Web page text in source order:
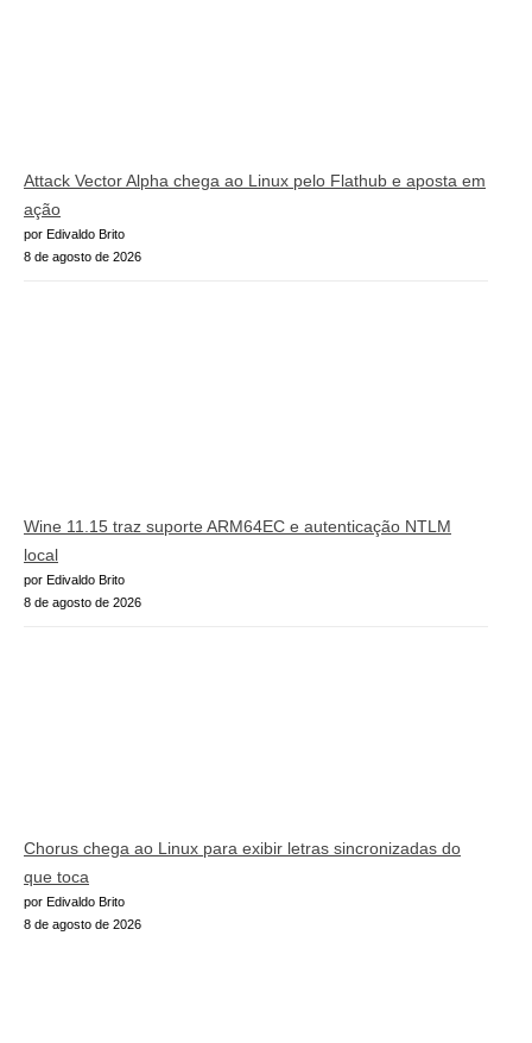
Attack Vector Alpha chega ao Linux pelo Flathub e aposta em
ação
por Edivaldo Brito
8 de agosto de 2026
Wine 11.15 traz suporte ARM64EC e autenticação NTLM
local
por Edivaldo Brito
8 de agosto de 2026
Chorus chega ao Linux para exibir letras sincronizadas do
que toca
por Edivaldo Brito
8 de agosto de 2026